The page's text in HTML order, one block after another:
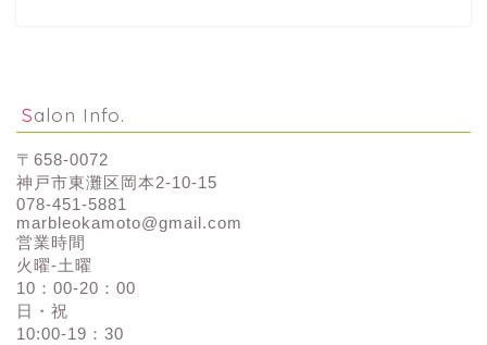
Salon Info.
〒658-0072
神戸市東灘区岡本2-10-15
078-451-5881
marbleokamoto@gmail.com
営業時間
火曜-土曜
10：00-20：00
日・祝
10:00-19：30